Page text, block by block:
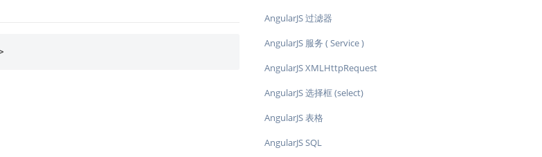
AngularJS 过滤器
AngularJS 服务 ( Service )
AngularJS XMLHttpRequest
AngularJS 选择框 (select)
AngularJS 表格
AngularJS SQL